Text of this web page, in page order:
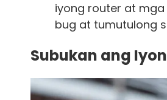
iyong router at
bug at tumutulong
Subukan ang